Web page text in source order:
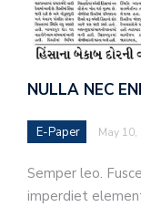
NULLA NEC
E-Paper May 10,
Semper leo.
imperdiet